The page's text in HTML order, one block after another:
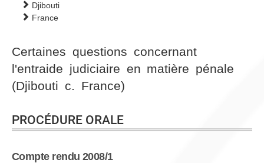
Certaines questions concernant
l'entraide judiciaire en matière pénale
(Djibouti c. France)
PROCÉDURE ORALE
Compte rendu 2008/1
Djibouti
France